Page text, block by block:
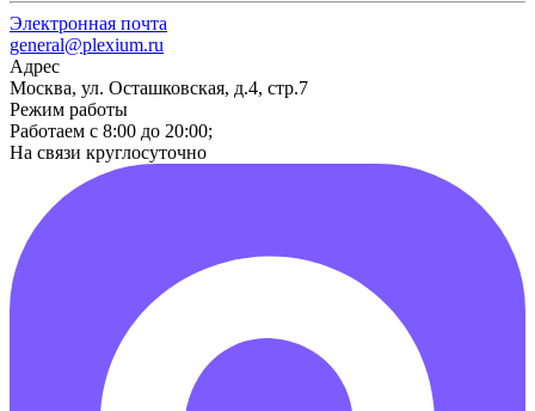
Электронная почта
general@plexium.ru
Адрес
Москва, ул. Осташковская, д.4, стр.7
Режим работы
Работаем с 8:00 до 20:00;
На связи круглосуточно